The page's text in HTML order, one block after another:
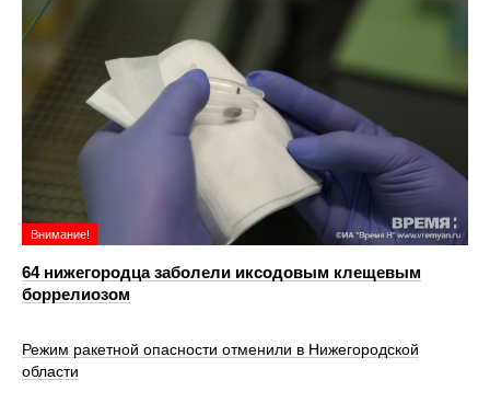
Внимание!
64 нижегородца заболели иксодовым клещевым
боррелиозом
Режим ракетной опасности отменили в Нижегородской
области